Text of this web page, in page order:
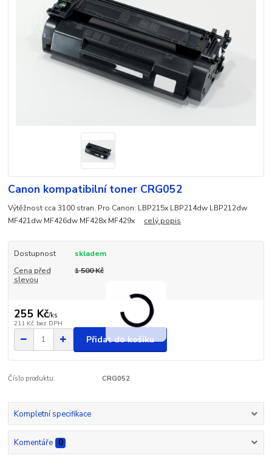
Canon kompatibilní toner CRG052
Výtěžnost cca 3100 stran. Pro Canon: LBP215x LBP214dw LBP212dw
MF421dw MF426dw MF428x MF429x celý popis
Dostupnost
skladem
Cena před
slevou
1 500 Kč
255 Kč/ks
211 Kč bez DPH
Přidat do košíku
Číslo produktu: CRG052
Kompletní specifikace
Komentáře 0